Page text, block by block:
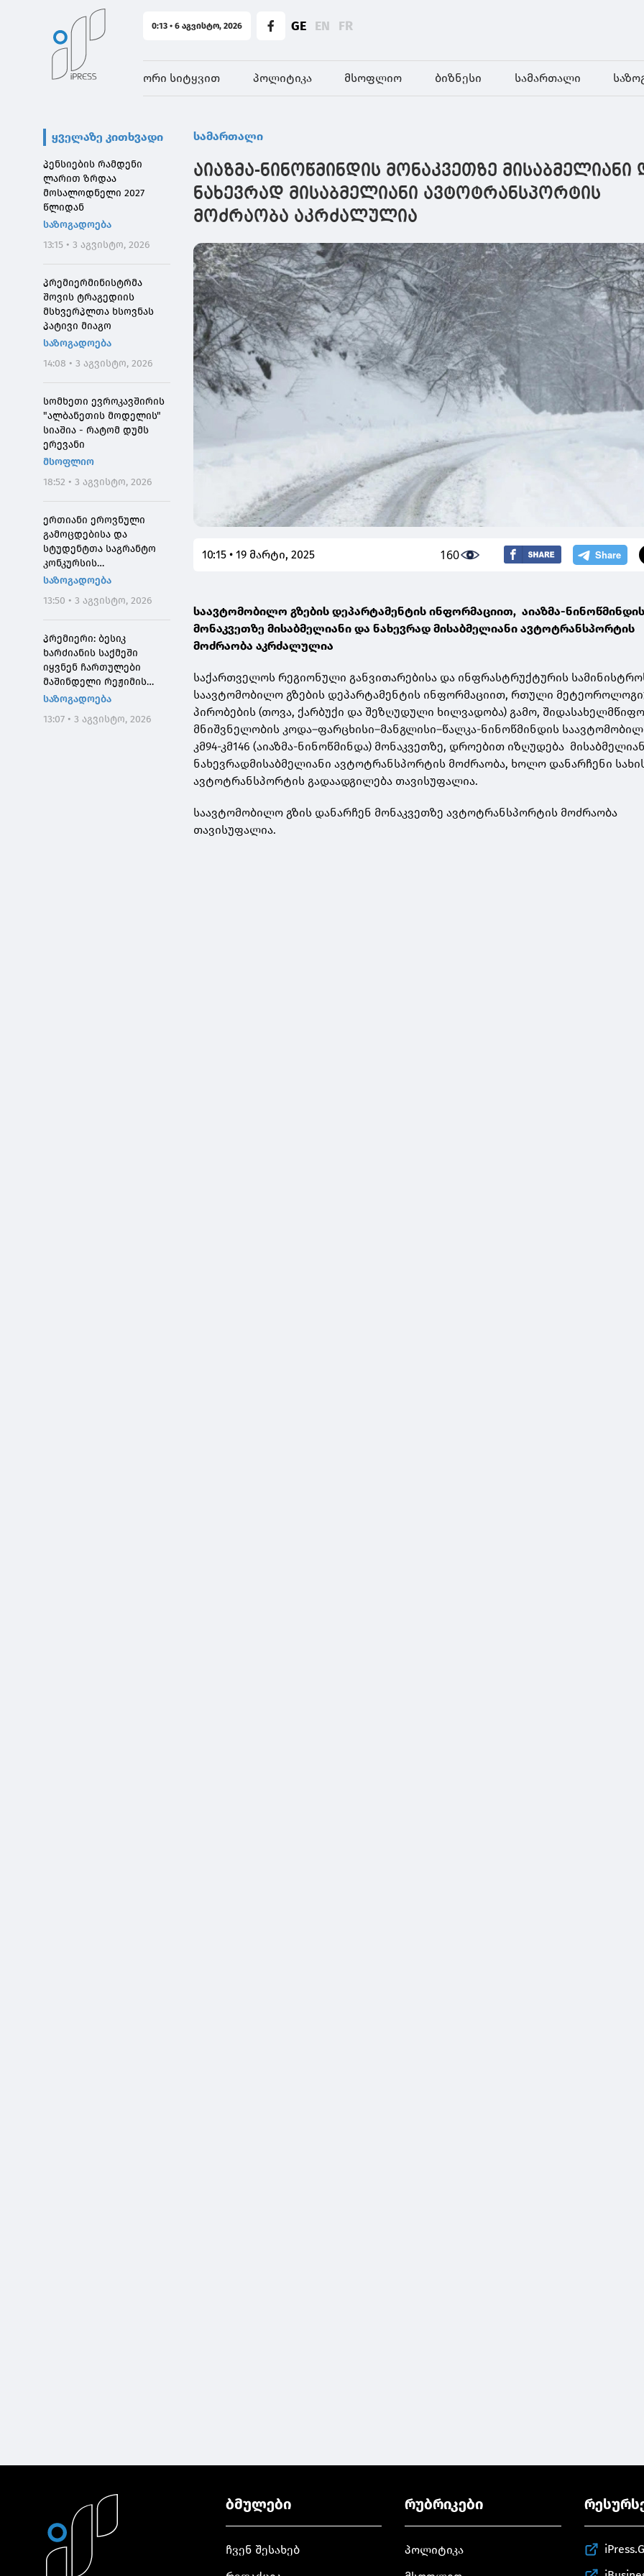
0:13 • 6 აგვისტო, 2026 GE EN FR
ორი სიტყვით პოლიტიკა მსოფლიო ბიზნესი სამართალი
ყველაზე კითხვადი
პენსიების რამდენი
ლარით ზრდაა
მოსალოდნელი 2027
წლიდან
საზოგადოება
13:15 • 3 აგვისტო, 2026
პრემიერმინისტრმა
შოვის ტრაგედიის
მსხვერპლთა ხსოვნას
პატივი მიაგო
საზოგადოება
14:08 • 3 აგვისტო, 2026
სომხეთი ევროკავშირის
"ალბანეთის მოდელის"
სიაშია - რატომ დუმს
ერევანი
მსოფლიო
18:52 • 3 აგვისტო, 2026
ერთიანი ეროვნული
გამოცდებისა და
სტუდენტთა საგრანტო
კონკურსის
მონაწილეებისთვის
განაცხადების მიღება 4
აგვისტოს 10:00
საათიდან დაიწყება
საზოგადოება
13:50 • 3 აგვისტო, 2026
პრემიერი: ბესიკ
ხარძიანის საქმეში
იყვნენ ჩართულები
მაშინდელი რეჟიმის
მაღალჩინოსნები, ეს
შეგვახსენებს იმას, თუ
საზოგადოება
13:07 • 3 აგვისტო, 2026
სამართალი
აიაზმა-ნინოწმინდის მონაკვეთზე მისაბმელიანი
ნახევრად მისაბმელიანი ავტოტრანსპორტის
მოძრაობა აკრძალულია
10:15 • 19 მარტი, 2025 160
საავტომობილო გზების დეპარტამენტის ინფორმაციით, აიაზმა-ნინოწმინდის
მონაკვეთზე მისაბმელიანი და ნახევრად მისაბმელიანი ავტოტრანსპორტის
მოძრაობა აკრძალულია
საქართველოს რეგიონული განვითარებისა და ინფრასტრუქტურის
საავტომობილო გზების დეპარტამენტის ინფორმაციით, რთული
პირობების (თოვა, ქარბუქი და შეზღუდული ხილვადობა) გამო,
მნიშვნელობის კოდა–ფარცხისი–მანგლისი–წალკა-ნინოწმინდის
კმ94-კმ146 (აიაზმა-ნინოწმინდა) მონაკვეთზე, დროებით იზღუდება
ნახევრადმისაბმელიანი ავტოტრანსპორტის მოძრაობა, ხოლო დანარჩენი
ავტოტრანსპორტის გადაადგილება თავისუფალია.
საავტომობილო გზის დანარჩენ მონაკვეთზე ავტოტრანსპორტის მოძრაობა
თავისუფალია.
ბმულები
ჩვენ შესახებ
რუბრიკები
პოლიტიკა